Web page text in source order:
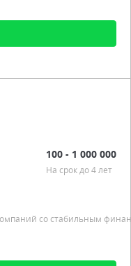
100 - 1 000 000
На срок до 4 лет
со стабильным